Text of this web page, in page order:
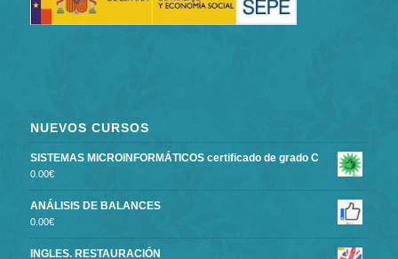
NUEVOS CURSOS
SISTEMAS MICROINFORMÁTICOS certificado de grado C
0.00€
ANÁLISIS DE BALANCES
0.00€
INGLES. RESTAURACIÓN